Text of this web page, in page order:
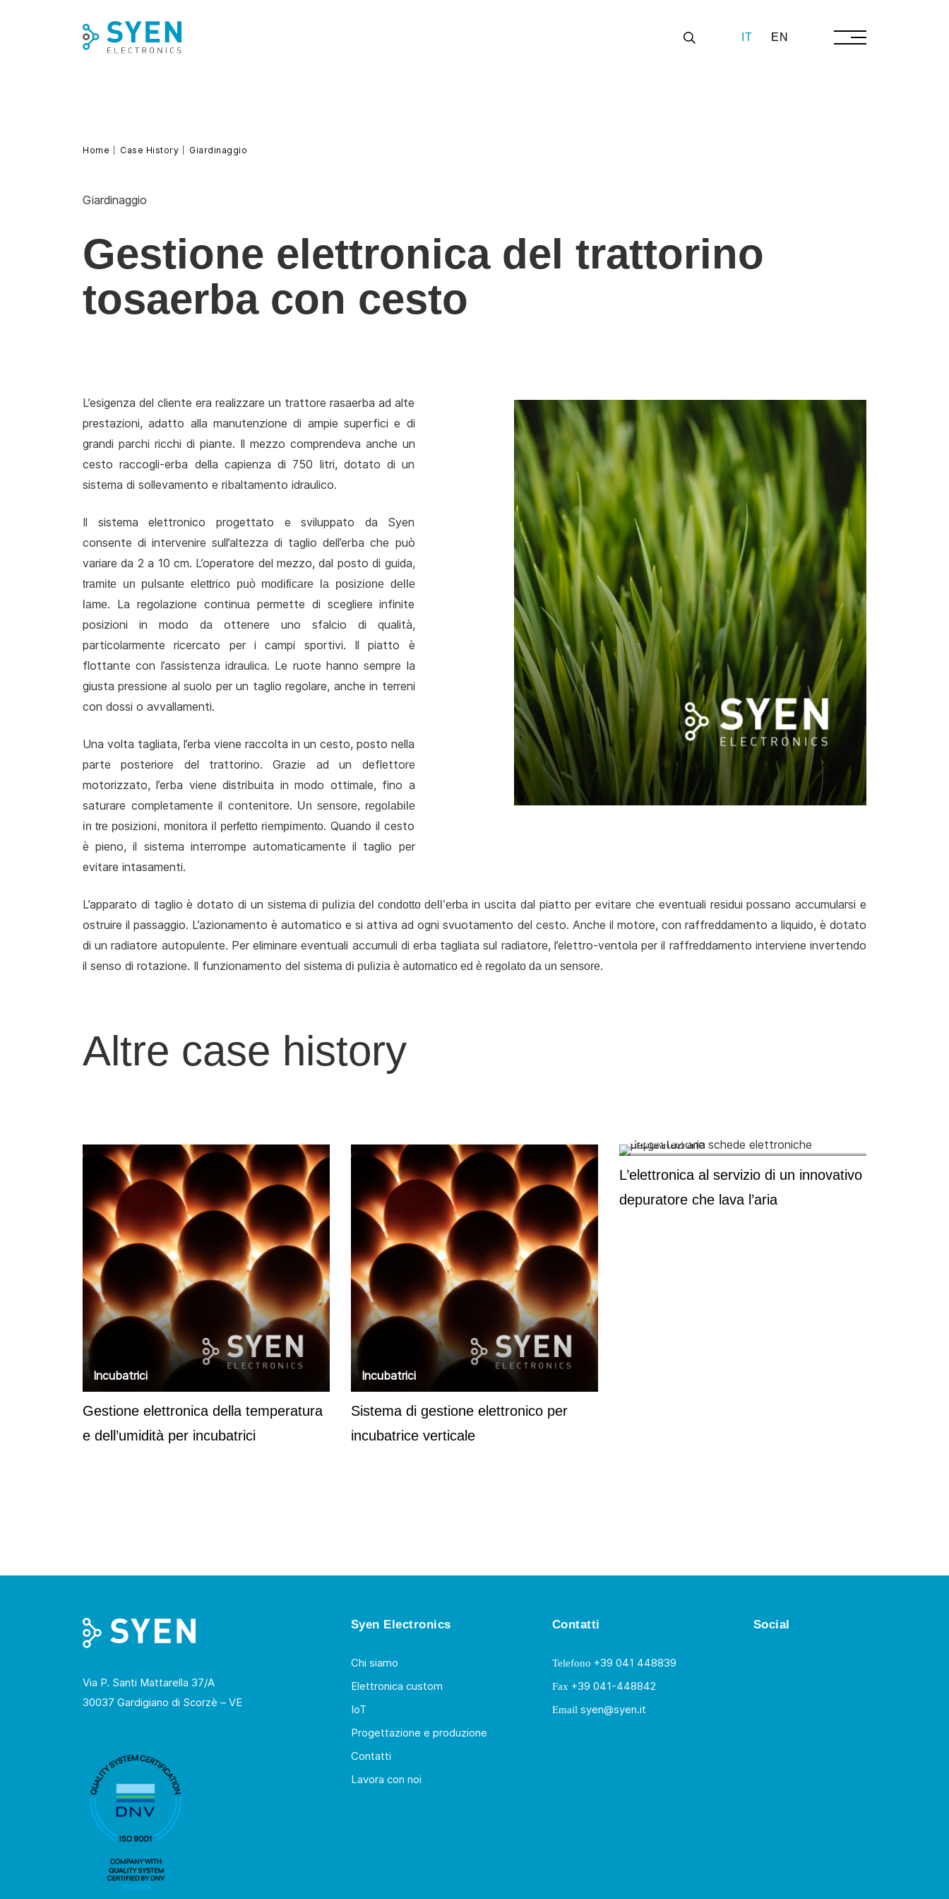
IT EN
Home Case History Giardinaggio
Giardinaggio
Gestione elettronica del trattorino
tosaerba con cesto
L’esigenza del cliente era realizzare un trattore rasaerba ad alte
prestazioni, adatto alla manutenzione di ampie superfici e di
grandi parchi ricchi di piante. Il mezzo comprendeva anche un
cesto raccogli-erba della capienza di 750 litri, dotato di un
sistema di sollevamento e ribaltamento idraulico.
Il sistema elettronico progettato e sviluppato da Syen
consente di intervenire sull’altezza di taglio dell’erba che può
variare da 2 a 10 cm. L’operatore del mezzo, dal posto di guida,
tramite un pulsante elettrico può modificare la posizione delle
lame. La regolazione continua permette di scegliere infinite
posizioni in modo da ottenere uno sfalcio di qualità,
particolarmente ricercato per i campi sportivi. Il piatto è
flottante con l’assistenza idraulica. Le ruote hanno sempre la
giusta pressione al suolo per un taglio regolare, anche in terreni
con dossi o avvallamenti.
Una volta tagliata, l’erba viene raccolta in un cesto, posto nella
parte posteriore del trattorino. Grazie ad un deflettore
motorizzato, l’erba viene distribuita in modo ottimale, fino a
saturare completamente il contenitore. Un sensore, regolabile
in tre posizioni, monitora il perfetto riempimento. Quando il cesto
è pieno, il sistema interrompe automaticamente il taglio per
evitare intasamenti.
L’apparato di taglio è dotato di un sistema di pulizia del condotto dell’erbain uscita dal piatto per evitare che eventuali residui possano accumularsi e
ostruire il passaggio. L’azionamento è automatico e si attiva ad ogni svuotamento del cesto. Anche il motore, con raffreddamento a liquido, è dotato
di un radiatore autopulente. Per eliminare eventuali accumuli di erba tagliata sul radiatore, l’elettro-ventola per il raffreddamento interviene invertendo
il senso di rotazione. Il funzionamento del sistema di pulizia è automatico ed è regolato da un sensore.
Altre case history
Incubatrici
Gestione elettronica della temperatura
e dell’umidità per incubatrici
Incubatrici
Sistema di gestione elettronico per
incubatrice verticale
Depurazione
L’elettronica al servizio di un innovativo
depuratore che lava l’aria
Via P. Santi Mattarella 37/A
30037 Gardigiano di Scorzè – VE
Syen Electronics
Chi siamo
Elettronica custom
IoT
Progettazione e produzione
Contatti
Lavora con noi
Contatti
Telefono +39 041 448839
Fax+39 041-448842
Email syen@syen.it
Social